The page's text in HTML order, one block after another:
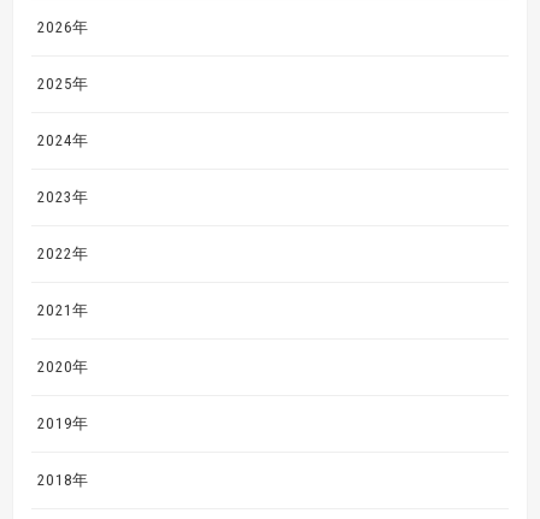
2026年
2025年
2024年
2023年
2022年
2021年
2020年
2019年
2018年